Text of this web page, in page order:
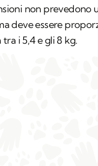
non prevedono
deve essere
tra i 5,4 e gli 8 kg.